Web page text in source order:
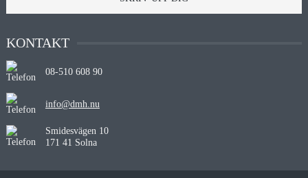
KONTAKT
08-510 608 90
info@dmh.nu
Smidesvägen 10
171 41 Solna